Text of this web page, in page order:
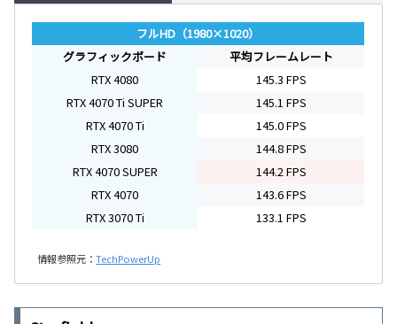
フルHD（1980×1020）
グラフィックボード
平均フレームレート
RTX 4080
145.3 FPS
RTX 4070 Ti SUPER
145.1 FPS
RTX 4070 Ti
145.0 FPS
RTX 3080
144.8 FPS
RTX 4070 SUPER
144.2 FPS
RTX 4070
143.6 FPS
RTX 3070 Ti
133.1 FPS
情報参照元：TechPowerUp